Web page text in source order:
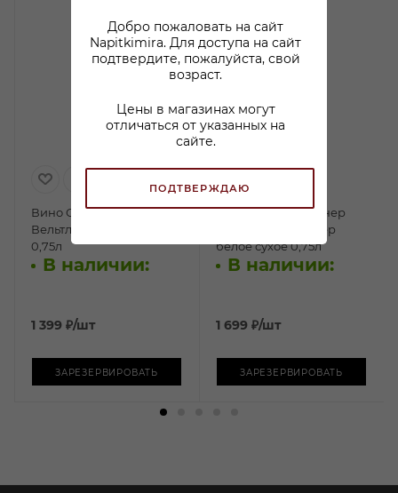
Добро пожаловать на сайт
Napitkimira. Для доступа на сайт
подтвердите, пожалуйста, свой
возраст.
Цены в магазинах могут
отличаться от указанных на
сайте.
ПОДТВЕРЖДАЮ
Вино Остеррайх Грюнер
Вельтлинер белое сухое
0,75л
В наличии:
1 399 ₽/шт
ЗАРЕЗЕРВИРОВАТЬ
Вино Вайнбау Ленер
Грюнер Вельтлинер
белое сухое 0,75л
В наличии:
1 699 ₽/шт
ЗАРЕЗЕРВИРОВАТЬ